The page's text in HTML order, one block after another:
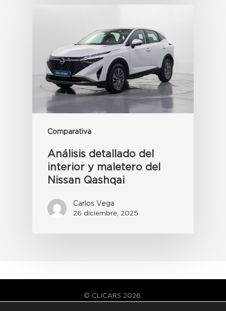
Comparativa
Análisis detallado del
interior y maletero del
Nissan Qashqai
Carlos Vega
26 diciembre, 2025
© CLICARS 2026.